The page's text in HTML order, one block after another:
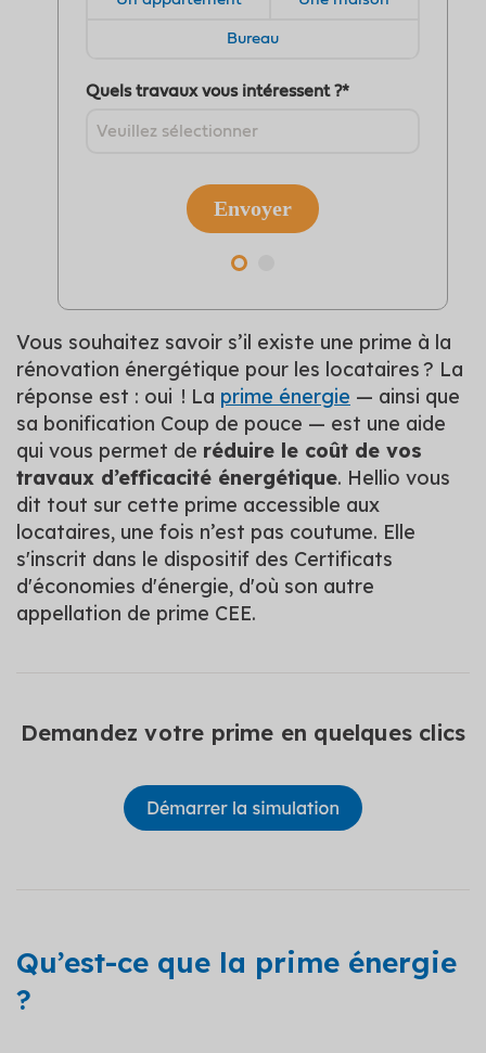
Vous souhaitez savoir s’il existe une prime à la
rénovation énergétique pour les locataires ? La
réponse est : oui ! La prime énergie — ainsi que
sa bonification Coup de pouce — est une aide
qui vous permet de réduire le coût de vos
travaux d’efficacité énergétique. Hellio vous
dit tout sur cette prime accessible aux
locataires, une fois n’est pas coutume. Elle
s'inscrit dans le dispositif des Certificats
d'économies d'énergie, d'où son autre
appellation de prime CEE.
Demandez votre prime en quelques clics
Qu’est-ce que la prime énergie
?